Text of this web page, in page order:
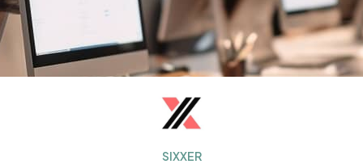
SIXXER